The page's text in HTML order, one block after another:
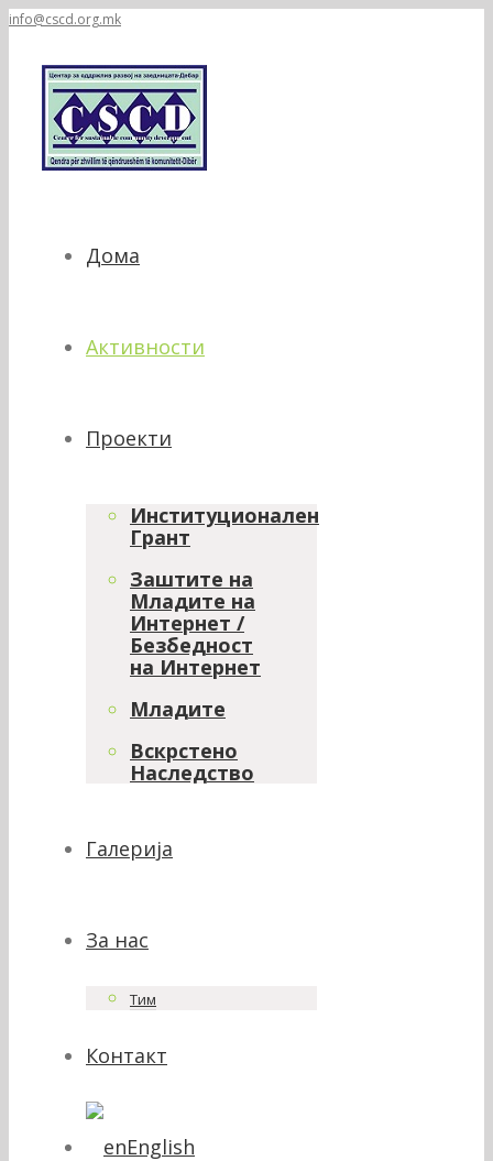
info@cscd.org.mk
Дома
Активности
Проекти
Институционален
Грант
Заштите на
Младите на
Интернет /
Безбедност
на Интернет
Младите
Вскрстено
Наследство
Галерија
За нас
Тим
Контакт
English